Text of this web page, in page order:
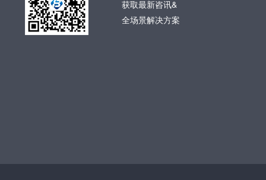
获取最新咨讯&
全场景解决方案